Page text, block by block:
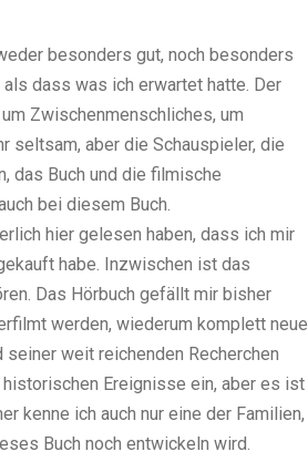
besonders gut, noch besonders
dass was ich erwartet hatte. Der
Zwischenmenschliches, um
seltsam, aber die Schauspieler, die
das Buch und die filmische
bei diesem Buch.
hier gelesen haben, dass ich mir
habe. Inzwischen ist das
Das Hörbuch gefällt mir bisher
werden, wiederum komplett neue
weit reichenden Recherchen
Ereignisse ein, aber es ist
kenne ich auch nur eine der Familien,
Buch noch entwickeln wird.